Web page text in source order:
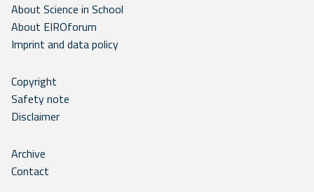
About Science in School
About EIROforum
Imprint and data policy
Copyright
Safety note
Disclaimer
Archive
Contact